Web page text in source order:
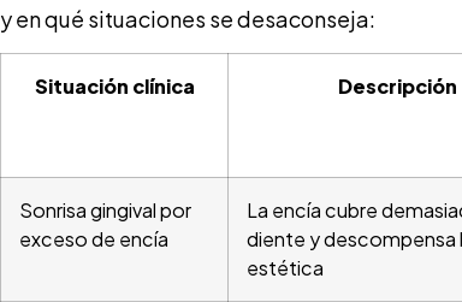
y en qué situaciones se desaconseja:
Situación clínica Descripción
Sonrisa gingival por
exceso de encía
La encía cubre
diente y descompensa
estética